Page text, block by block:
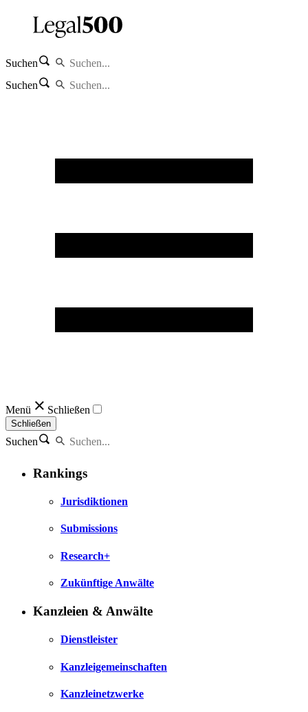
Suchen
Suchen
Menü Schließen
Schließen
Suchen
Rankings
Jurisdiktionen
Submissions
Research+
Zukünftige Anwälte
Kanzleien & Anwälte
Dienstleister
Kanzleigemeinschaften
Kanzleinetzwerke